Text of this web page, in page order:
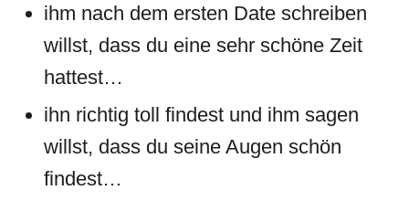
ihm nach dem ersten Date schreiben
willst, dass du eine sehr schöne Zeit
hattest…
ihn richtig toll findest und ihm sagen
willst, dass du seine Augen schön
findest…